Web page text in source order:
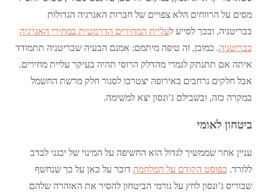
מסים על הרווחים הלא צפויים של חברות האנרגיה הגדולות
בבריטניה, ובכך לסייע לעליית המחירים הדרמטית במחירי האנרגיה
בבריטניה. כמובן, זה טיפה מיתמם: אמנם הבעיה שבריטניה תתמודד
איתה אם תתנתק לגמרי מהדלק הרוסי תהיה בעיקר עליית מחירים.
אבל חלקים נרחבים באירופה יצטרכו לסגור חלק מרשת החשמל
במקרה כזה, ובשבילם ג’ונסון יצא למשימה.
ביטחון לאומי
עניין אחר שממשיך לגדול הוא החשיפה על המינוי של יבגני לבדב
ללורד. בפוסט הקודם על המלחמה דובר על כאן על כך שנחשף
שבוריס ג’ונסון לחץ על גורמי הביטחון להסיר את האזהרה שלהם